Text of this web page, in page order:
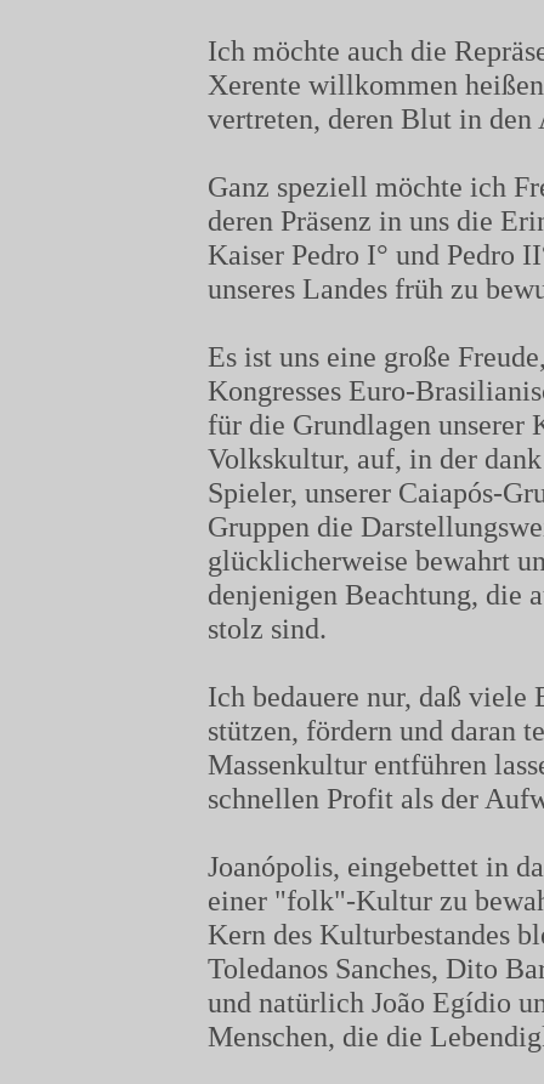
Ich möchte auch die
Xerente willkommen
vertreten, deren Blut in
Ganz speziell möchte ich
deren Präsenz in uns die
Kaiser Pedro I° und Pedro
unseres Landes früh zu
Es ist uns eine große
Kongresses Euro-
für die Grundlagen
Volkskultur, auf, in der
Spieler, unserer Caiapós-
Gruppen die
glücklicherweise bewahrt
denjenigen Beachtung, die
stolz sind.
Ich bedauere nur, daß
stützen, fördern und daran
Massenkultur entführen
schnellen Profit als der
Joanópolis, eingebettet in
einer "folk"-Kultur zu
Kern des Kulturbestandes
Toledanos Sanches, Dito
und natürlich João Egídio
Menschen, die die